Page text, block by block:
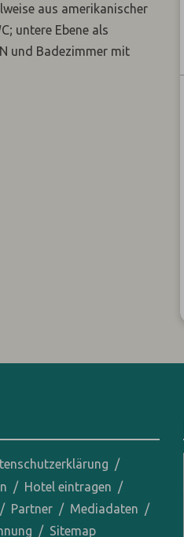
aus amerikanischer
untere Ebene als
und Badezimmer mit
Hotel eintragen
Partner
Mediadaten
Sitemap